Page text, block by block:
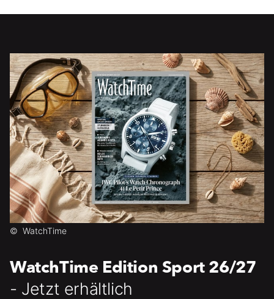
© WatchTime
WatchTime Edition Sport 26/27
- Jetzt erhältlich